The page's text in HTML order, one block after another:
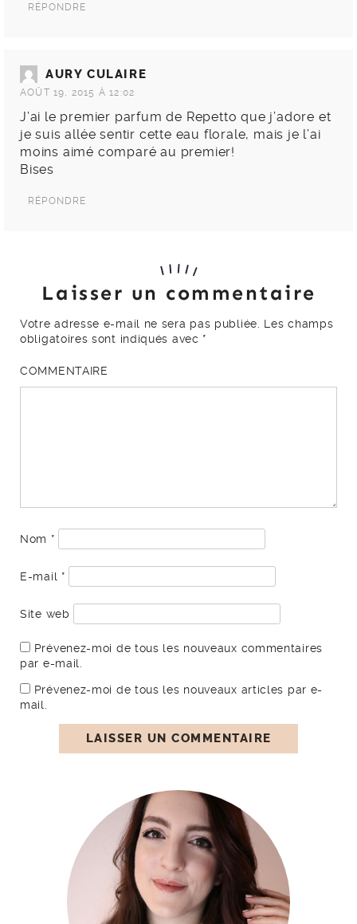
RÉPONDRE
AURY CULAIRE
AOÛT 19, 2015 À 12:02
J’ai le premier parfum de Repetto que j’adore et
je suis allée sentir cette eau florale, mais je l’ai
moins aimé comparé au premier!
Bises
RÉPONDRE
Laisser un commentaire
Votre adresse e-mail ne sera pas publiée.
Les champs
obligatoires sont indiqués avec *
COMMENTAIRE
Nom *
E-mail *
Site web
Prévenez-moi de tous les nouveaux commentaires
par e-mail.
Prévenez-moi de tous les nouveaux articles par e-
mail.